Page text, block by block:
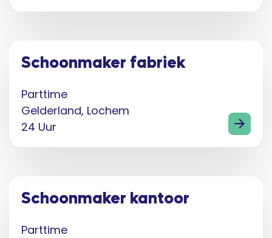
Schoonmaker fabriek
Parttime
Gelderland, Lochem
24 Uur
Schoonmaker kantoor
Parttime